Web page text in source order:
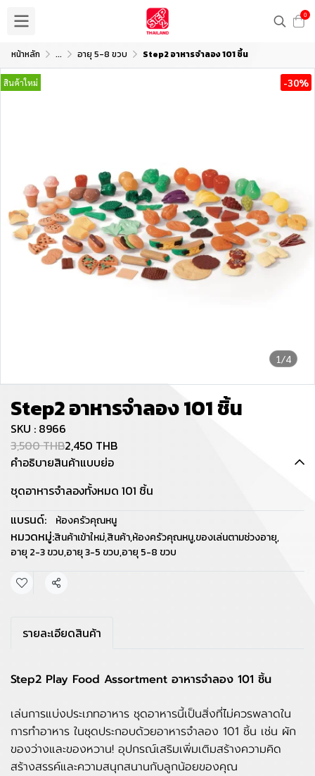
0
หน้าหลัก ... อายุ 5-8 ขวบ Step2 อาหารจำลอง 101 ชิ้น
1/4
สินค้าใหม่ -30%
Step2 อาหารจำลอง 101 ชิ้น
SKU : 8966
3,500 THB2,450 THB
คำอธิบายสินค้าแบบย่อ
ชุดอาหารจำลองทั้งหมด 101 ชิ้น
แบรนด์:
ห้องครัวคุณหนู
หมวดหมู่:สินค้าเข้าใหม่,สินค้า,ห้องครัวคุณหนู,ของเล่นตามช่วงอายุ,
อายุ 2-3 ขวบ,อายุ 3-5 ขวบ,อายุ 5-8 ขวบ
แชร์
รายละเอียดสินค้า
Step2 Play Food Assortment อาหารจำลอง 101 ชิ้น
เล่นการแบ่งประเภทอาหาร ชุดอาหารนี้เป็นสิ่งที่ไม่ควรพลาดใน
การทำอาหาร ในชุดประกอบด้วยอาหารจำลอง 101 ชิ้น เช่น ผัก
ของว่างและของหวาน! อุปกรณ์เสริมเพิ่มเติมสร้างความคิด
สร้างสรรค์และความสนุกสนานกับลูกน้อยของคุณ